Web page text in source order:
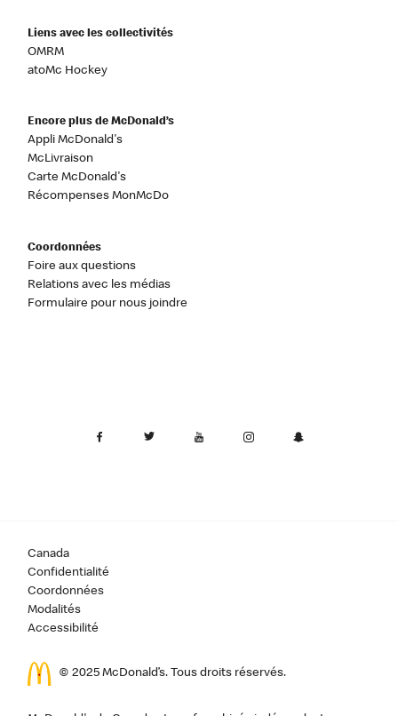
Liens avec les collectivités
OMRM
atoMc Hockey
Encore plus de McDonald’s
Appli McDonald's
McLivraison
Carte McDonald's
Récompenses MonMcDo
Coordonnées
Foire aux questions
Relations avec les médias
Formulaire pour nous joindre
Canada
Confidentialité
Coordonnées
Modalités
Accessibilité
© 2025 McDonald’s. Tous droits réservés.